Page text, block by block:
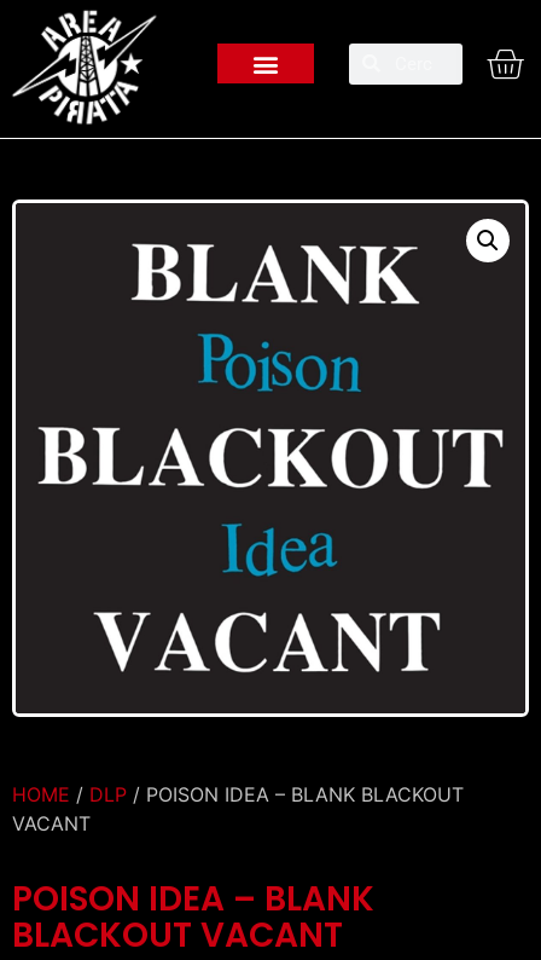
HOME / DLP / POISON IDEA – BLANK BLACKOUT
VACANT
POISON IDEA – BLANK
BLACKOUT VACANT